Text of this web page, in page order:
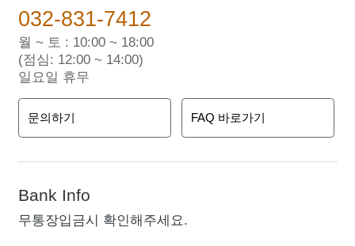
032-831-7412
월 ~ 토 : 10:00 ~ 18:00
(점심: 12:00 ~ 14:00)
일요일 휴무
문의하기 FAQ 바로가기
Bank Info
무통장입금시 확인해주세요.